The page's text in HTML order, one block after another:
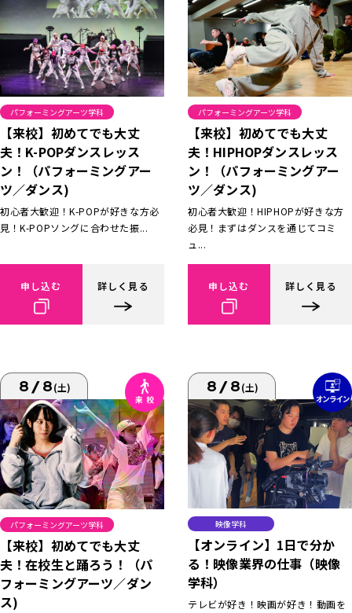
パフォーミングアーツ学科
【来校】初めてでも大丈
夫！K-POPダンスレッス
ン！（パフォーミングアー
ツ／ダンス)
初心者大歓迎！K-POPが好きな方必
見！K-POPソングに合わせた振...
申し込む 詳しく見る
パフォーミングアーツ学科
【来校】初めてでも大丈
夫！HIPHOPダンスレッス
ン！（パフォーミングアー
ツ／ダンス)
初心者大歓迎！HIPHOPが好きな方
必見！まずはダンスを通じてコミ
ュ...
申し込む 詳しく見る
8/8(土)
パフォーミングアーツ学科
【来校】初めてでも大丈
夫！在校生と踊ろう！（パ
フォーミングアーツ／ダン
ス)
8/8(土)
映像学科
【オンライン】1日で分か
る！映像業界の仕事（映像
学科）
テレビが好き！映画が好き！動画を